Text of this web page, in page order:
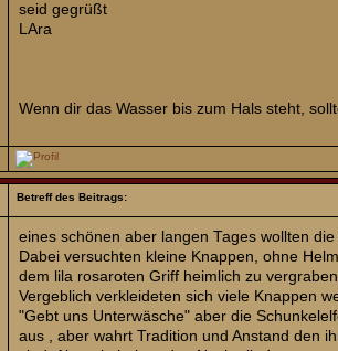
seid gegrüßt
LAra
Wenn dir das Wasser bis zum Hals steht,
Betreff des Beitrags:
eines schönen aber langen Tages wollten
Dabei versuchten kleine Knappen, ohne
dem lila rosaroten Griff heimlich zu
Vergeblich verkleideten sich viele Knappen
"Gebt uns Unterwäsche" aber die
aus , aber wahrt Tradition und Anstand den